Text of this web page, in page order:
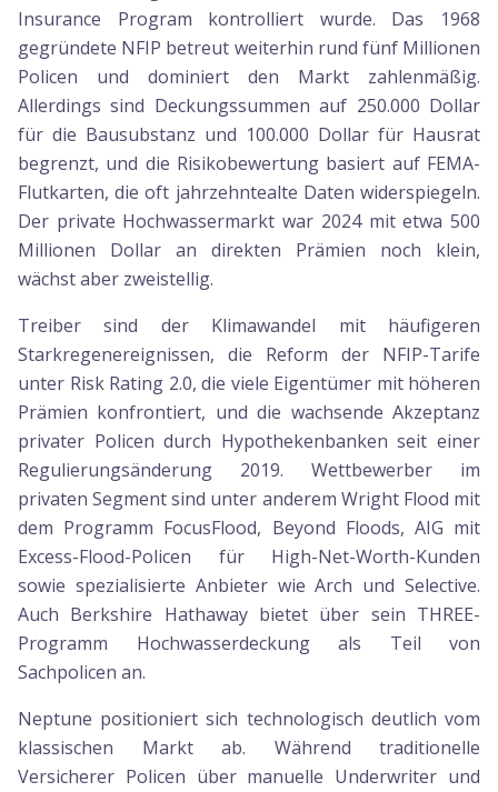
Insurance Program kontrolliert wurde. Das 1968
gegründete NFIP betreut weiterhin rund fünf Millionen
Policen und dominiert den Markt zahlenmäßig.
Allerdings sind Deckungssummen auf 250.000 Dollar
für die Bausubstanz und 100.000 Dollar für Hausrat
begrenzt, und die Risikobewertung basiert auf FEMA-
Flutkarten, die oft jahrzehntealte Daten widerspiegeln.
Der private Hochwassermarkt war 2024 mit etwa 500
Millionen Dollar an direkten Prämien noch klein,
wächst aber zweistellig.
Treiber sind der Klimawandel mit häufigeren
Starkregenereignissen, die Reform der NFIP-Tarife
unter Risk Rating 2.0, die viele Eigentümer mit höheren
Prämien konfrontiert, und die wachsende Akzeptanz
privater Policen durch Hypothekenbanken seit einer
Regulierungsänderung 2019. Wettbewerber im
privaten Segment sind unter anderem Wright Flood mit
dem Programm FocusFlood, Beyond Floods, AIG mit
Excess-Flood-Policen für High-Net-Worth-Kunden
sowie spezialisierte Anbieter wie Arch und Selective.
Auch Berkshire Hathaway bietet über sein THREE-
Programm Hochwasserdeckung als Teil von
Sachpolicen an.
Neptune positioniert sich technologisch deutlich vom
klassischen Markt ab. Während traditionelle
Versicherer Policen über manuelle Underwriter und